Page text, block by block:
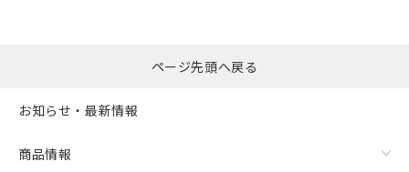
ページ先頭へ戻る
お知らせ・最新情報
商品情報